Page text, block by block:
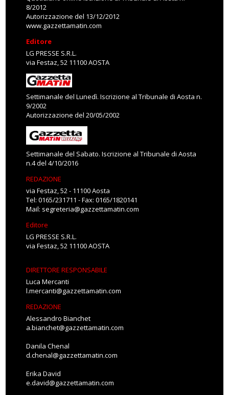
8/2012
Autorizzazione del 13/12/2012
www.gazzettamatin.com
Editore
LG PRESSE S.R.L.
via Festaz, 52 11100 AOSTA
Settimanale del Lunedì. Iscrizione al Tribunale di Aosta n.
9/2002
Autorizzazione del 20/05/2002
Settimanale del Sabato. Iscrizione al Tribunale di Aosta
n.4 del 4/10/2016
REDAZIONE
via Festaz, 52 - 11100 Aosta
Tel: 0165/231711 - Fax: 0165/1820141
Mail: segreteria@gazzettamatin.com
Editore
LG PRESSE S.R.L.
via Festaz, 52 11100 AOSTA
DIRETTORE RESPONSABILE
Luca Mercanti
l.mercanti@gazzettamatin.com
REDAZIONE
Alessandro Bianchet
a.bianchet@gazzettamatin.com
Danila Chenal
d.chenal@gazzettamatin.com
Erika David
e.david@gazzettamatin.com